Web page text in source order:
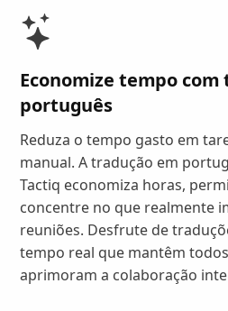
Economize tempo com
português
Reduza o tempo gasto em
manual. A tradução em
Tactiq economiza horas,
concentre no que realmente
reuniões. Desfrute de
tempo real que mantêm
aprimoram a colaboração